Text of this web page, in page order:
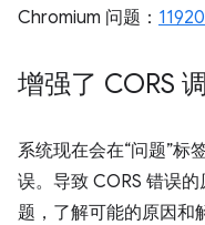
Chromium 问题：
增强了 CORS
系统现在会在“问题”标
误。导致 CORS 错误
题，了解可能的原因和